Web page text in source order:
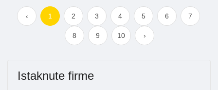
‹ 1 2 3 4 5 6 7
8 9 10 ›
Istaknute firme